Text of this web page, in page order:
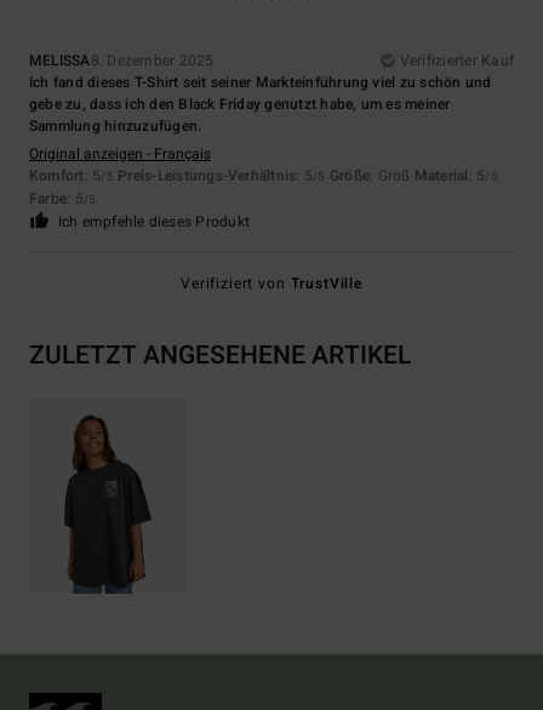
MELISSA8. Dezember 2025
Verifizierter Kauf
Ich fand dieses T-Shirt seit seiner Markteinführung viel zu schön und
gebe zu, dass ich den Black Friday genutzt habe, um es meiner
Sammlung hinzuzufügen.
Original anzeigen - Français
Komfort: 5/5 Preis-Leistungs-Verhältnis: 5/5 Größe: Groß Material: 5/5
Farbe: 5/5
Ich empfehle dieses Produkt
Verifiziert von TrustVille
ZULETZT ANGESEHENE ARTIKEL